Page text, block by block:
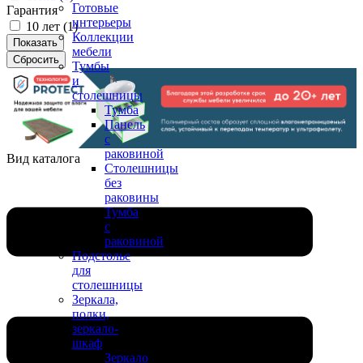
Готовые
интерьеры
Коллекции
мебели
Тумбы
и
столешницы
Тумба
Панель
с
раковиной
Столешницы
без
раковины
Тумба
с
раковиной
Подстолье
для
столешницы
Зеркала,
полки,
зеркало-
шкаф
Зеркало
Гарантия
10 лет (1)
Вид каталога